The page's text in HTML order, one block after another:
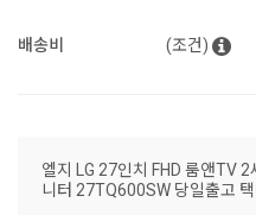
배송비 (조건)
엘지 LG 27인치 FHD 룸앤TV
니터 27TQ600SW 당일출고